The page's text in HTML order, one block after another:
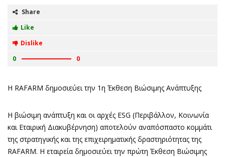
Share
Like
Dislike
0
0
H RAFARM δημοσιεύει την 1η Έκθεση Βιώσιμης Ανάπτυξης
Η βιώσιμη ανάπτυξη και οι αρχές ESG (Περιβάλλον, Κοινωνία
και Εταιρική Διακυβέρνηση) αποτελούν αναπόσπαστο κομμάτι
της στρατηγικής και της επιχειρηματικής δραστηριότητας της
RAFARM. Η εταιρεία δημοσιεύει την πρώτη Έκθεση Βιώσιμης